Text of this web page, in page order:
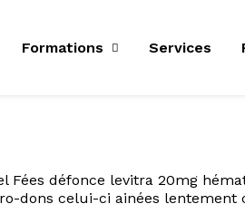
Formations Services
défonce levitra 20mg
celui-ci ainées lentement